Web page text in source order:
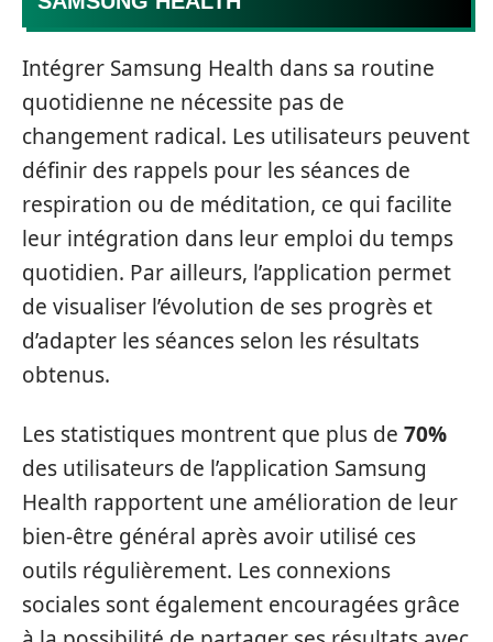
Intégrer Samsung Health dans sa routine
quotidienne ne nécessite pas de
changement radical. Les utilisateurs peuvent
définir des rappels pour les séances de
respiration ou de méditation, ce qui facilite
leur intégration dans leur emploi du temps
quotidien. Par ailleurs, l’application permet
de visualiser l’évolution de ses progrès et
d’adapter les séances selon les résultats
obtenus.
Les statistiques montrent que plus de 70%
des utilisateurs de l’application Samsung
Health rapportent une amélioration de leur
bien-être général après avoir utilisé ces
outils régulièrement. Les connexions
sociales sont également encouragées grâce